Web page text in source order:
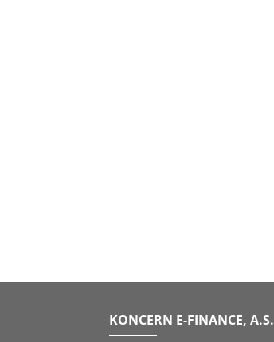
KONCERN E-FINANCE, A.S.